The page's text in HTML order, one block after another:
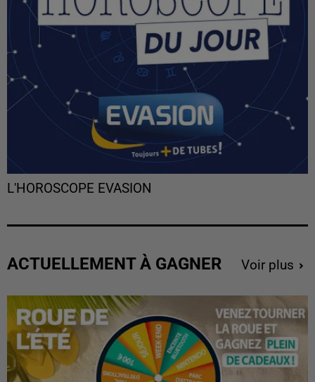
L'HOROSCOPE EVASION
ACTUELLEMENT À GAGNER Voir plus